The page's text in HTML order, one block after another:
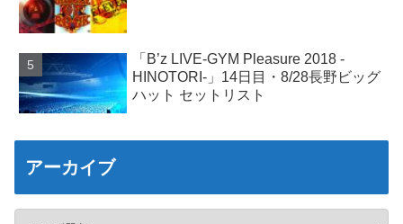
「B’z LIVE-GYM Pleasure 2018 -
HINOTORI-」14日目・8/28長野ビッグ
ハット セットリスト
アーカイブ